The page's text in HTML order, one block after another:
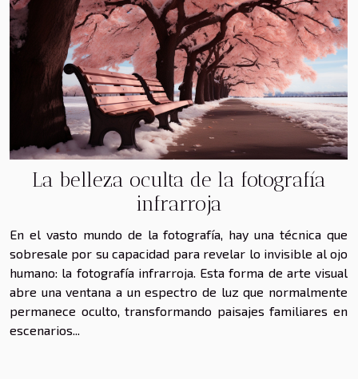
La belleza oculta de la fotografía
infrarroja
En el vasto mundo de la fotografía, hay una técnica que
sobresale por su capacidad para revelar lo invisible al ojo
humano: la fotografía infrarroja. Esta forma de arte visual
abre una ventana a un espectro de luz que normalmente
permanece oculto, transformando paisajes familiares en
escenarios...